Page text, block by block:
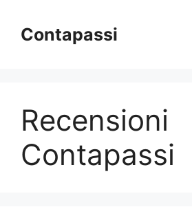
contenuto
Contapassi
Recensioni
Contapassi